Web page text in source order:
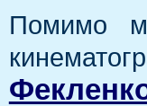
Помимо